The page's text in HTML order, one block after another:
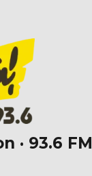
· 93.6 FM